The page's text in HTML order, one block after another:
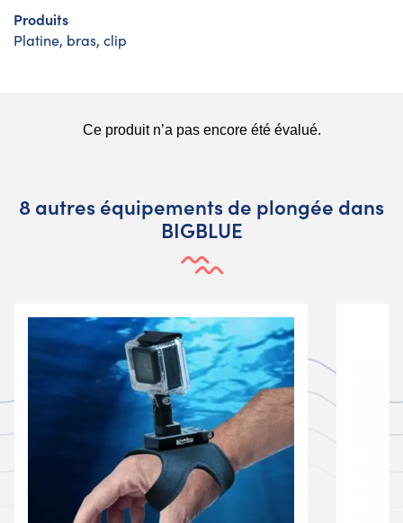
Produits
Platine, bras, clip
8 autres équipements de plongée dans
BIGBLUE